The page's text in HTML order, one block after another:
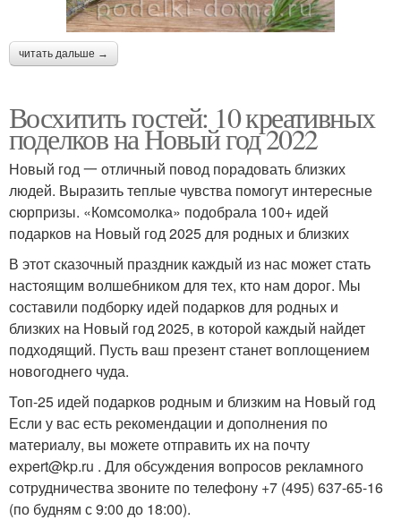
читать дальше →
Восхитить гостей: 10 креативных
поделков на Новый год 2022
Новый год 一 отличный повод порадовать близких
людей. Выразить теплые чувства помогут интересные
сюрпризы. «Комсомолка» подобрала 100+ идей
подарков на Новый год 2025 для родных и близких
В этот сказочный праздник каждый из нас может стать
настоящим волшебником для тех, кто нам дорог. Мы
составили подборку идей подарков для родных и
близких на Новый год 2025, в которой каждый найдет
подходящий. Пусть ваш презент станет воплощением
новогоднего чуда.
Топ-25 идей подарков родным и близким на Новый год
Если у вас есть рекомендации и дополнения по
материалу, вы можете отправить их на почту
expert@kp.ru . Для обсуждения вопросов рекламного
сотрудничества звоните по телефону +7 (495) 637-65-16
(по будням с 9:00 до 18:00).